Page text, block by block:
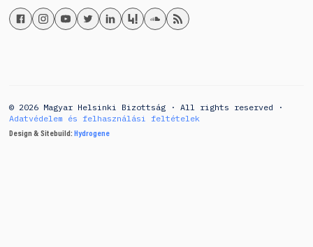
© 2026 Magyar Helsinki Bizottság · All rights reserved ·
Adatvédelem és felhasználási feltételek
Design & Sitebuild: Hydrogene